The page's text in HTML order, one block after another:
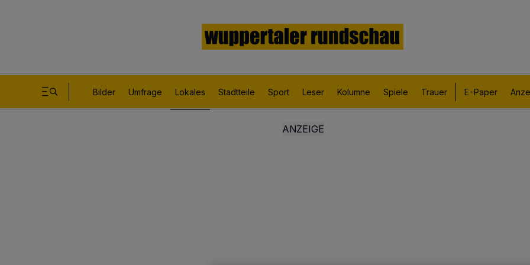
Bilder Umfrage Lokales Stadtteile Sport Leser Kolumne Spiele Trauer E-Paper